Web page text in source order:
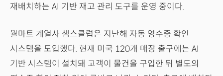
재배치하는 AI 기반 재고 관리 도구를 운영 중이다.
월마트 계열사 샘스클럽은 지난해 자동 영수증 확인
시스템을 도입했다. 현재 미국 120개 매장 출구에는 AI
기반 시스템이 설치돼 고객이 물건을 구입한 뒤 별도의